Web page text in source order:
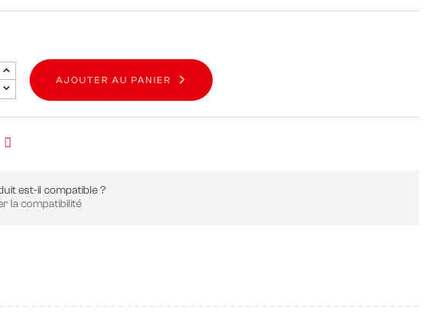
AJOUTER AU PANIER
est-il compatible ?
la compatibilité